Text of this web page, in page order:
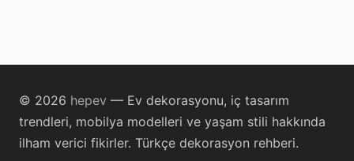
© 2026 hepev — Ev dekorasyonu, iç tasarım
trendleri, mobilya modelleri ve yaşam stili hakkında
ilham verici fikirler. Türkçe dekorasyon rehberi.